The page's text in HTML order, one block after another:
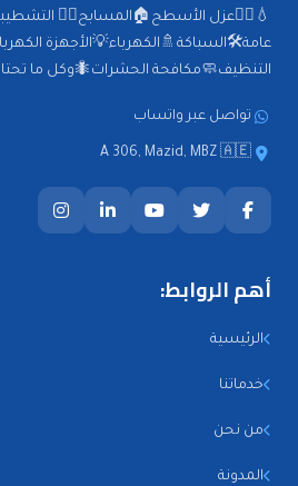
💧🕵️‍♂️عزل الأسطح🏠المسابح🏊‍♂️
عامة🛠️السباكة🚿الكهرباء💡الأجهزة
التنظيف🧼مكافحة الحشرات🐜وكل ما
تواصل عبر واتساب
A 306, Mazid, MBZ 🇦🇪
أهم الروابط:
الرئيسية
خدماتنا
من نحن
المدونة